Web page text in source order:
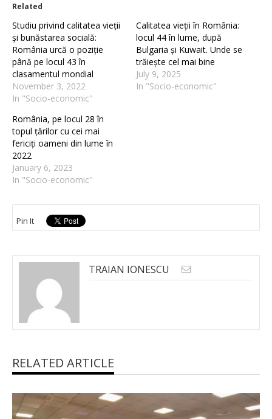
Related
Studiu privind calitatea vieții
și bunăstarea socială:
România urcă o poziție
până pe locul 43 în
clasamentul mondial
November 3, 2022
In "Socio-economic"
Calitatea vieții în România:
locul 44 în lume, după
Bulgaria și Kuwait. Unde se
trăiește cel mai bine
July 9, 2025
In "Socio-economic"
România, pe locul 28 în
topul țărilor cu cei mai
fericiți oameni din lume în
2022
January 6, 2023
In "Socio-economic"
Pin It
TRAIAN IONESCU
RELATED ARTICLE